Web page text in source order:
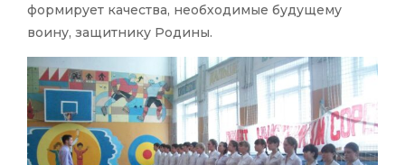
формирует качества, необходимые будущему
воину, защитнику Родины.